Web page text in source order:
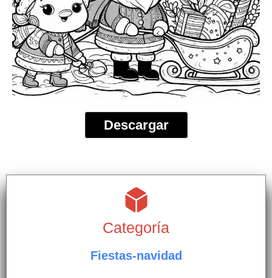
Descargar
Categoría
Fiestas-navidad